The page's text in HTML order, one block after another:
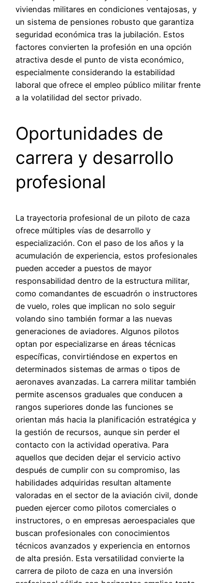
viviendas militares en condiciones ventajosas, y
un sistema de pensiones robusto que garantiza
seguridad económica tras la jubilación. Estos
factores convierten la profesión en una opción
atractiva desde el punto de vista económico,
especialmente considerando la estabilidad
laboral que ofrece el empleo público militar frente
a la volatilidad del sector privado.
Oportunidades de
carrera y desarrollo
profesional
La trayectoria profesional de un piloto de caza
ofrece múltiples vías de desarrollo y
especialización. Con el paso de los años y la
acumulación de experiencia, estos profesionales
pueden acceder a puestos de mayor
responsabilidad dentro de la estructura militar,
como comandantes de escuadrón o instructores
de vuelo, roles que implican no solo seguir
volando sino también formar a las nuevas
generaciones de aviadores. Algunos pilotos
optan por especializarse en áreas técnicas
específicas, convirtiéndose en expertos en
determinados sistemas de armas o tipos de
aeronaves avanzadas. La carrera militar también
permite ascensos graduales que conducen a
rangos superiores donde las funciones se
orientan más hacia la planificación estratégica y
la gestión de recursos, aunque sin perder el
contacto con la actividad operativa. Para
aquellos que deciden dejar el servicio activo
después de cumplir con su compromiso, las
habilidades adquiridas resultan altamente
valoradas en el sector de la aviación civil, donde
pueden ejercer como pilotos comerciales o
instructores, o en empresas aeroespaciales que
buscan profesionales con conocimientos
técnicos avanzados y experiencia en entornos
de alta presión. Esta versatilidad convierte la
carrera de piloto de caza en una inversión